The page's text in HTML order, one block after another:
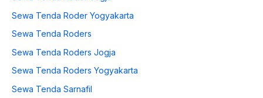
Sewa Tenda Roder Yogyakarta
Sewa Tenda Roders
Sewa Tenda Roders Jogja
Sewa Tenda Roders Yogyakarta
Sewa Tenda Sarnafil